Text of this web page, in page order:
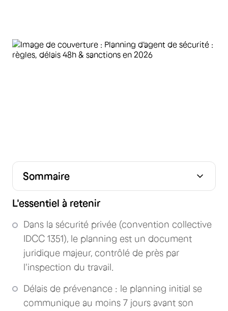
L'essentiel à retenir
Dans la sécurité privée (convention collective
IDCC 1351), le planning est un document
juridique majeur, contrôlé de près par
l'inspection du travail.
Délais de prévenance : le planning initial se
communique au moins 7 jours avant son
Sommaire
reçues
d'urgence
logicielle